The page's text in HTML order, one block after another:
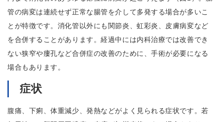
管の病変は連続せず正常な腸管を介して多発する場合が多いこ
とが特徴です。消化管以外にも関節炎、虹彩炎、皮膚病変など
を合併することがあります。経過中には内科治療では改善でき
ない狭窄や瘻孔など合併症の改善のために、手術が必要になる
場合もあります。
症状
腹痛、下痢、体重減少、発熱などがよく見られる症状です。若